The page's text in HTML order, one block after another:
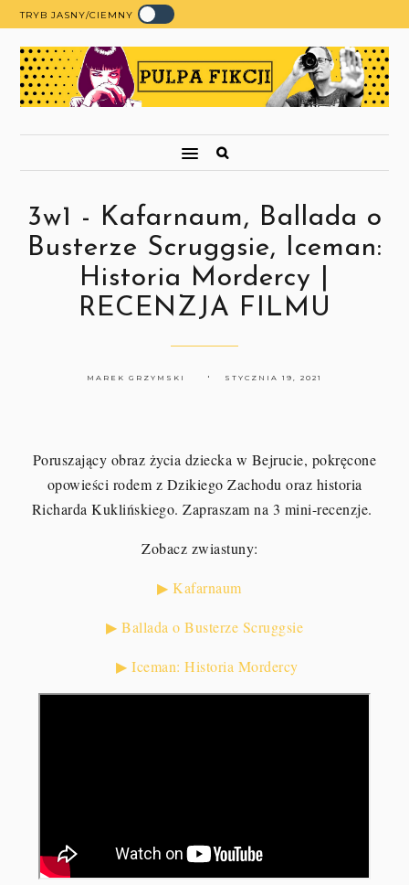
TRYB JASNY/CIEMNY
3w1 - Kafarnaum, Ballada o
Busterze Scruggsie, Iceman:
Historia Mordercy |
RECENZJA FILMU
MAREK GRZYMSKI STYCZNIA 19, 2021
Poruszający obraz życia dziecka w Bejrucie, pokręcone
opowieści rodem z Dzikiego Zachodu oraz historia
Richarda Kuklińskiego. Zapraszam na 3 mini-recenzje.
Zobacz zwiastuny:
▶ Kafarnaum
▶ Ballada o Busterze Scruggsie
▶ Iceman: Historia Mordercy